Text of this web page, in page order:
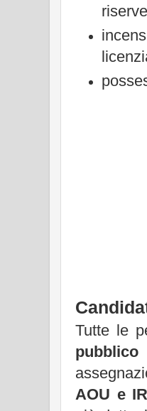
Tutte le
AOU e